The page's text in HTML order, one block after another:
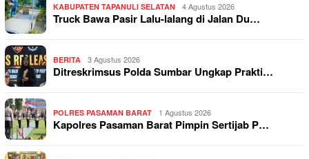
KABUPATEN TAPANULI SELATAN 4 Agustus 2026
Truck Bawa Pasir Lalu-lalang di Jalan Du…
BERITA 3 Agustus 2026
Ditreskrimsus Polda Sumbar Ungkap Prakti…
POLRES PASAMAN BARAT 1 Agustus 2026
Kapolres Pasaman Barat Pimpin Sertijab P…